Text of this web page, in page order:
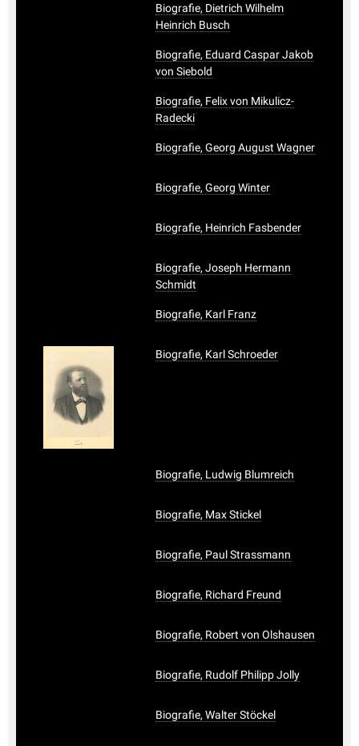
Biografie, Dietrich Wilhelm
Heinrich Busch
Biografie, Eduard Caspar Jakob
von Siebold
Biografie, Felix von Mikulicz-
Radecki
Biografie, Georg August Wagner
Biografie, Georg Winter
Biografie, Heinrich Fasbender
Biografie, Joseph Hermann
Schmidt
Biografie, Karl Franz
Biografie, Karl Schroeder
Biografie, Ludwig Blumreich
Biografie, Max Stickel
Biografie, Paul Strassmann
Biografie, Richard Freund
Biografie, Robert von Olshausen
Biografie, Rudolf Philipp Jolly
Biografie, Walter Stöckel